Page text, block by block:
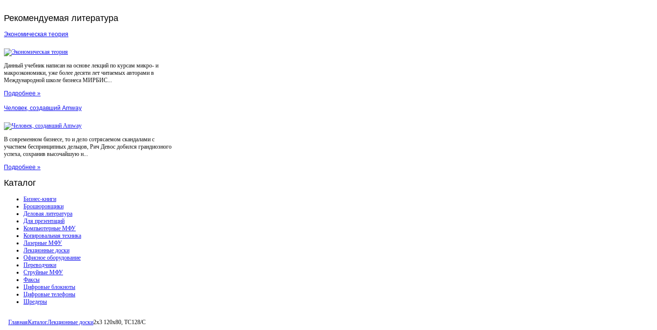
Рекомендуемая литература
Экономическая теория
Данный учебник написан на основе лекций по курсам микро- и
макроэкономики, уже более десяти лет читаемых авторами в
Международной школе бизнеса МИРБИС...
Подробнее »
Человек, создавший Amway
В современном бизнесе, то и дело сотрясаемом скандалами с
участием беспринципных дельцов, Рич Девос добился грандиозного
успеха, сохранив высочайшую н...
Подробнее »
Каталог
Бизнес-книги
Брошюровщики
Деловая литература
Для презентаций
Компьютерные МФУ
Копировальная техника
Лазерные МФУ
Лекционные доски
Офисное оборудование
Переводчики
Струйные МФУ
Факсы
Цифровые блокноты
Цифровые телефоны
Шредеры
ГлавнаяКаталогЛекционные доски2x3 120x80, TC128/C